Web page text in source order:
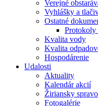
Verejné
Vyhlášky a
Ostatné
Protokoly
Kvalita vody
Kvalita
Hospodárenie
Udalosti
Aktuality
Kalendár akcií
Žiriansky
Fotogalérie